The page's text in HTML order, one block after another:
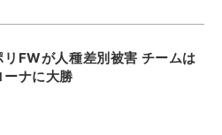
リFWが人種差別被害 チームは
ーナに大勝